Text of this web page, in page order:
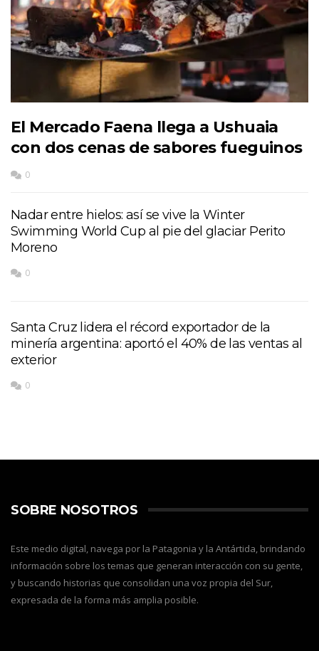
El Mercado Faena llega a Ushuaia
con dos cenas de sabores fueguinos
0
Nadar entre hielos: así se vive la Winter
Swimming World Cup al pie del glaciar Perito
Moreno
0
Santa Cruz lidera el récord exportador de la
minería argentina: aportó el 40% de las ventas al
exterior
0
SOBRE NOSOTROS
Este medio digital, navega por la Patagonia y la Antártida, brindando
información sobre los temas que generan interacción con su gente,
y buscando historias que consolidan una voz propia del Sur,
expresada de la forma más amplia posible.